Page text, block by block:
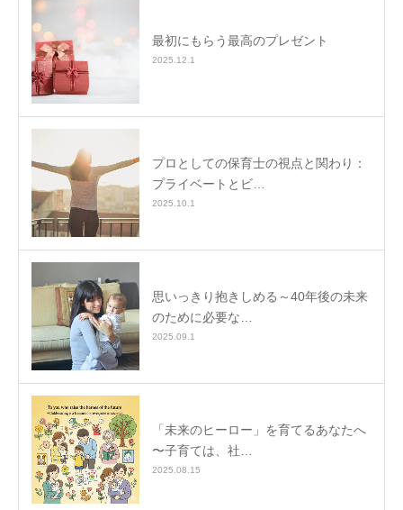
最初にもらう最高のプレゼント
2025.12.1
プロとしての保育士の視点と関わり：
プライベートとビ…
2025.10.1
思いっきり抱きしめる～40年後の未来
のために必要な…
2025.09.1
「未来のヒーロー」を育てるあなたへ
〜子育ては、社…
2025.08.15